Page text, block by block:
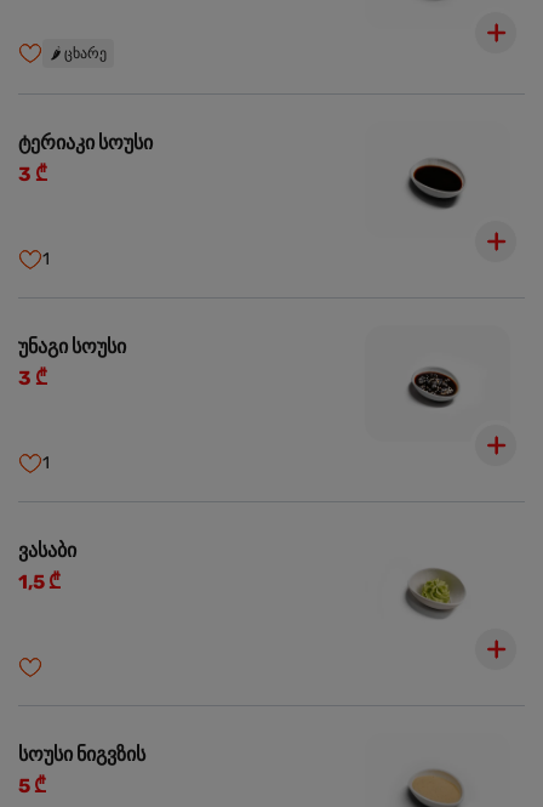
🌶️ ცხარე
ტერიაკი სოუსი
3 ₾
1
უნაგი სოუსი
3 ₾
1
ვასაბი
1,5 ₾
სოუსი ნიგვზის
5 ₾